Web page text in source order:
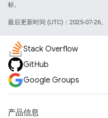
标。
最后更新时间 (UTC)：2025-07-26。
Stack Overflow
GitHub
Google Groups
产品信息